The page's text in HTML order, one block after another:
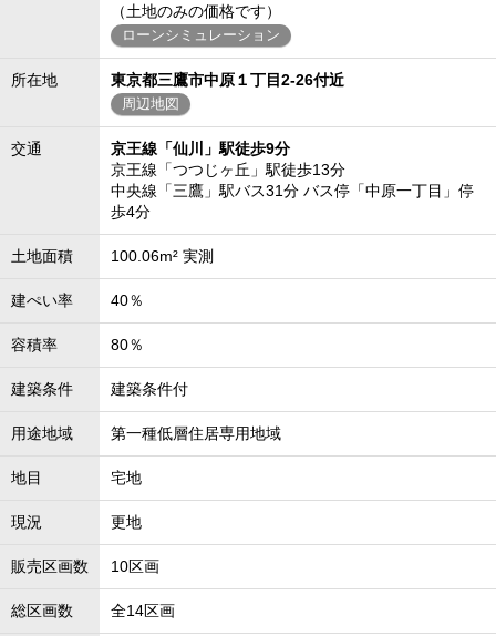
（土地のみの価格です）
ローンシミュレーション
所在地 東京都三鷹市中原１丁目2-26付近
周辺地図
交通
京王線「仙川」駅徒歩9分
京王線「つつじヶ丘」駅徒歩13分
中央線「三鷹」駅バス31分 バス停「中原一丁目」停
歩4分
土地面積 100.06m² 実測
建ぺい率 40％
容積率 80％
建築条件 建築条件付
用途地域 第一種低層住居専用地域
地目 宅地
現況 更地
販売区画数 10区画
総区画数 全14区画